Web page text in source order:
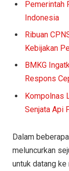
Pemerintah
Indonesia
Ribuan
Kebijakan
BMKG
Respons
Kompolnas
Senjata Api
Dalam
meluncurkan
untuk datang ke